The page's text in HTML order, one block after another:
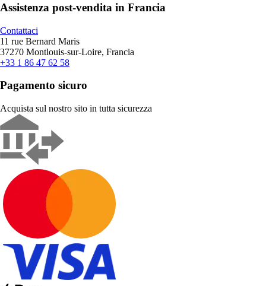
Assistenza post-vendita in Francia
Contattaci
11 rue Bernard Maris
37270 Montlouis-sur-Loire, Francia
+33 1 86 47 62 58
Pagamento sicuro
Acquista sul nostro sito in tutta sicurezza